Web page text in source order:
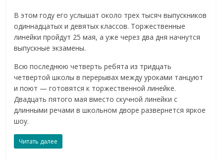
В этом году его услышат около трех тысяч выпускников
одиннадцатых и девятых классов. Торжественные
линейки пройдут 25 мая, а уже через два дня начнутся
выпускные экзамены.
Всю последнюю четверть ребята из тридцать
четвертой школы в перерывах между уроками танцуют
и поют — готовятся к торжественной линейке.
Двадцать пятого мая вместо скучной линейки с
длинными речами в школьном дворе развернется яркое
шоу.
Читать далее